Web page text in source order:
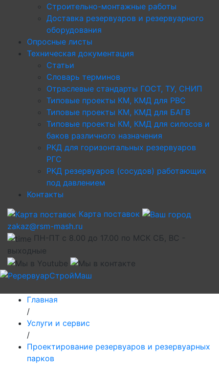
Строительно-монтажные работы
Доставка резервуаров и резервуарного
оборудования
Опросные листы
Техническая документация
Статьи
Словарь терминов
Отраслевые стандарты ГОСТ, ТУ, СНИП
Типовые проекты КМ, КМД для РВС
Типовые проекты КМ, КМД для БАГВ
Типовые проекты КМ, КМД для силосов и
баков различного назначения
РКД для горизонтальных резервуаров
РГС
РКД резервуаров (сосудов) работающих
под давлением
Контакты
Карта поставок
zakaz@rsm-mash.ru
ПН-ПТ с 8.00 до 17.00 по МСК СБ, ВС -
выходные
Главная
/
Услуги и сервис
/
Проектирование резервуаров и резервуарных
парков